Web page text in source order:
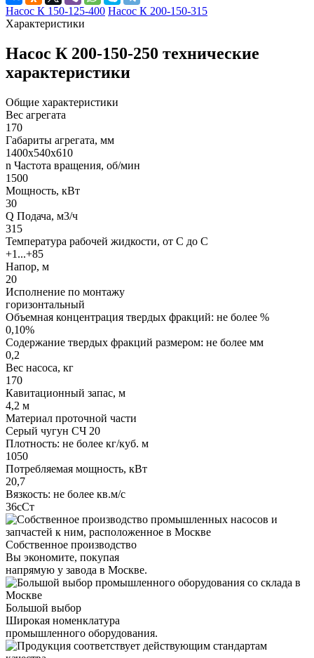
Насос К 150-125-400 Насос К 200-150-315
Характеристики
Насос К 200-150-250 технические
характеристики
Общие характеристики
Вес агрегата
170
Габариты агрегата, мм
1400х540х610
n Частота вращения, об/мин
1500
Мощность, кВт
30
Q Подача, м3/ч
315
Температура рабочей жидкости, от С до С
+1...+85
Напор, м
20
Исполнение по монтажу
горизонтальный
Объемная концентрация твердых фракций: не более %
0,10%
Содержание твердых фракций размером: не более мм
0,2
Вес насоса, кг
170
Кавитационный запас, м
4,2 м
Материал проточной части
Серый чугун СЧ 20
Плотность: не более кг/куб. м
1050
Потребляемая мощность, кВт
20,7
Вязкость: не более кв.м/с
36сСт
Собственное производство
Вы экономите, покупая
напрямую у завода в Москве.
Большой выбор
Широкая номенклатура
промышленного оборудования.